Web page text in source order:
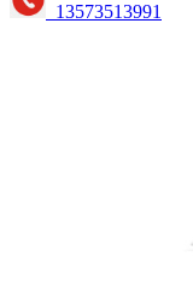
13573513991